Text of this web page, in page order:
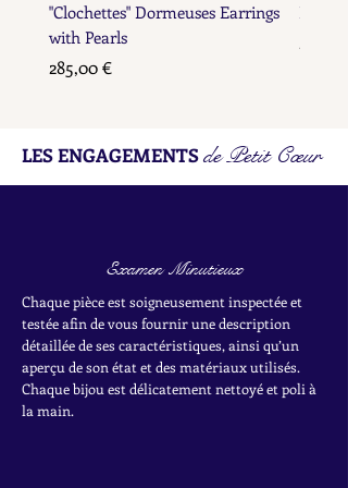
"Clochettes" Dormeuses Earrings
with Pearls
Prix
285,00 €
LES ENGAGEMENTSde Petit Cœur
Examen Minutieux
Chaque pièce est soigneusement inspectée et
testée afin de vous fournir une description
détaillée de ses caractéristiques, ainsi qu’un
aperçu de son état et des matériaux utilisés.
Chaque bijou est délicatement nettoyé et poli à
la main.